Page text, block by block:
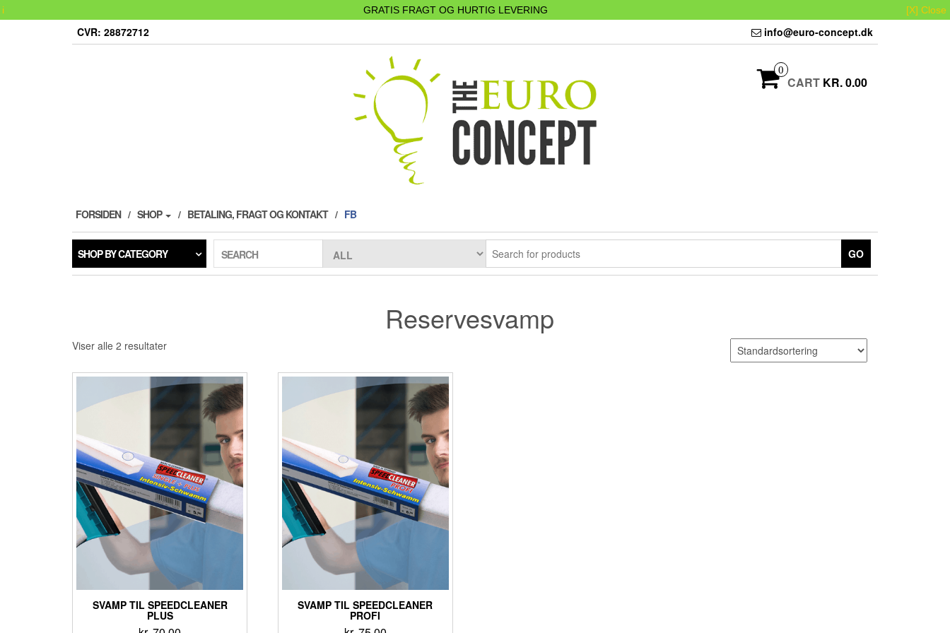
i GRATIS FRAGT OG HURTIG LEVERING [X] Close
CVR: 28872712 info@euro-concept.dk
0
CART KR. 0.00
FORSIDEN SHOP BETALING, FRAGT OG KONTAKT FB
SHOP BY CATEGORY SEARCH GO
Reservesvamp
Viser alle 2 resultater
SVAMP TIL SPEEDCLEANER
PLUS
SVAMP TIL SPEEDCLEANER
PROFI